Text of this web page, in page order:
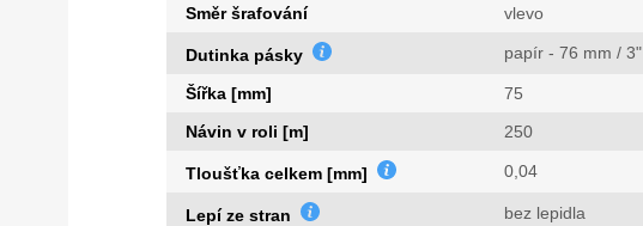
Směr šrafování vlevo
Dutinka pásky papír - 76 mm / 3"
Šířka [mm]
75
Návin v roli [m]
250
Tloušťka celkem [mm] 0,04
Lepí ze stran bez lepidla